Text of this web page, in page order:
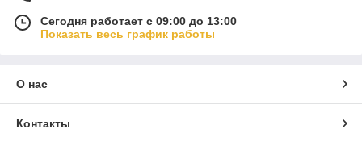
Сегодня работает с 09:00 до 13:00
Показать весь график работы
О нас
Контакты